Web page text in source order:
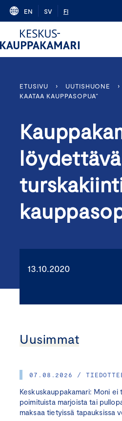
Skip
content
EN SV FI
ETUSIVU › UUTISHUONE ›
KAATAA KAUPPASOPUA”
13.10.2020
Uusimmat
07.08.2026 /
Keskuskauppakamari: Moni ei
poimituista marjoista tai
maksaa tietyissä tapauksissa